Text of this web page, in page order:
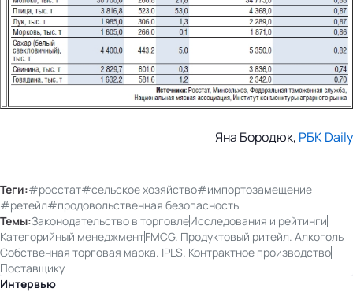
Яна Бородюк, РБК Daily
Теги:#росстат#сельское хозяйство#импортозамещение
#ретейл#продовольственная безопасность
Темы:Законодательство в торговлеИсследования и рейтинги
Категорийный менеджментFMCG. Продуктовый ритейл. Алкоголь
Собственная торговая марка. IPLS. Контрактное производство
Поставщику
Интервью